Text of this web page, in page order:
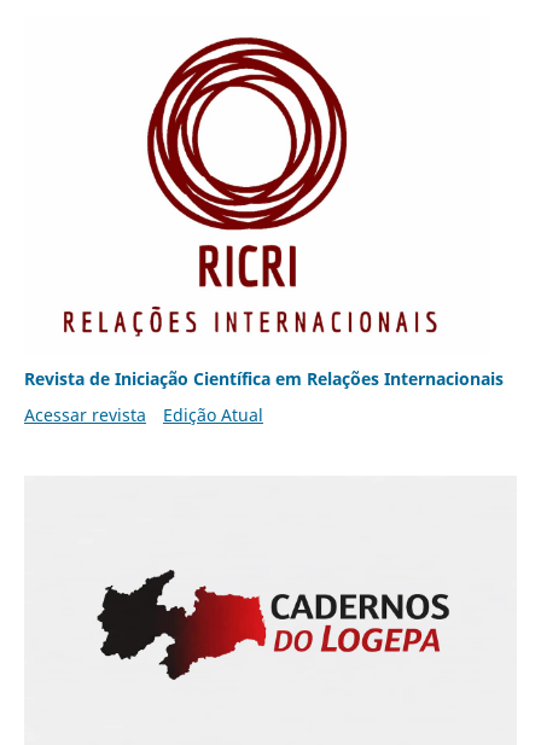
Revista de Iniciação Científica em Relações Internacionais
Acessar revista
Edição Atual